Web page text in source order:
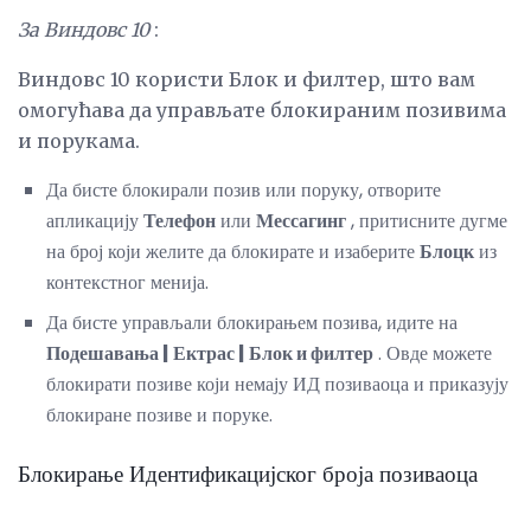
За Виндовс 10:
Виндовс 10 користи Блок и филтер, што вам
омогућава да управљате блокираним позивима
и порукама.
Да бисте блокирали позив или поруку, отворите
апликацијуТелефонили Мессагинг, притисните дугме
на број који желите да блокирате и изаберитеБлоцкиз
контекстног менија.
Да бисте управљали блокирањем позива, идите на
Подешавања |Ектрас |Блок и филтер. Овде можете
блокирати позиве који немају ИД позиваоца и приказују
блокиране позиве и поруке.
Блокирање Идентификацијског броја позиваоца